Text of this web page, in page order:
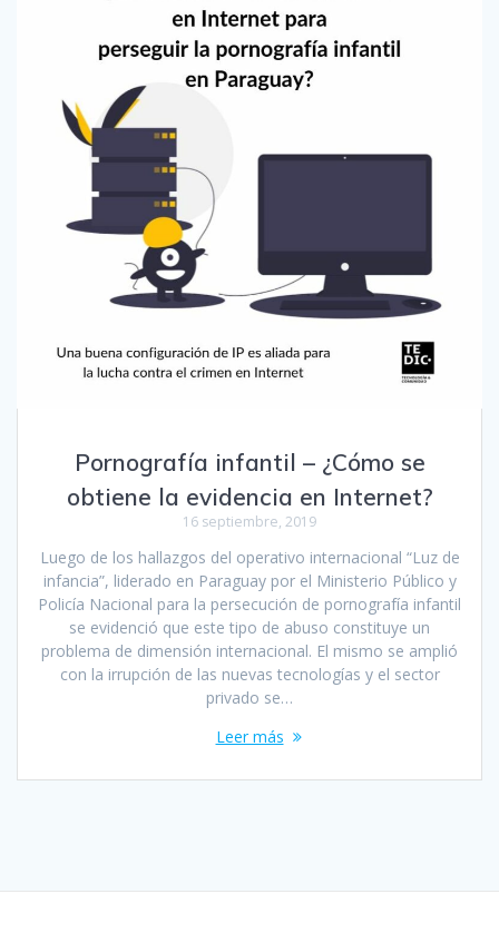
Pornografía infantil – ¿Cómo se
obtiene la evidencia en Internet?
16 septiembre, 2019
Luego de los hallazgos del operativo internacional “Luz de
infancia”, liderado en Paraguay por el Ministerio Público y
Policía Nacional para la persecución de pornografía infantil
se evidenció que este tipo de abuso constituye un
problema de dimensión internacional. El mismo se amplió
con la irrupción de las nuevas tecnologías y el sector
privado se…
Leer más